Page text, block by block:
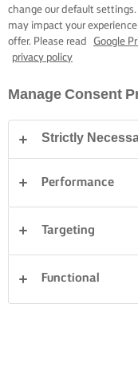
change our default
may impact your
offer. Please read
Google
privacy policy
Manage Consent
Strictly
Performance
Targeting
Functional